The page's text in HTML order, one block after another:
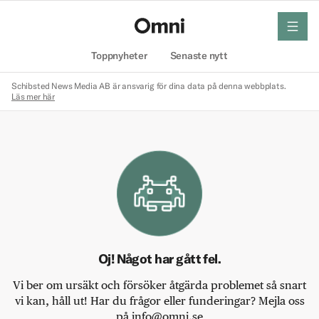
Toppnyheter Senaste nytt
meny
Schibsted News Media AB är ansvarig för dina data på denna webbplats.
Läs mer här
Oj! Något har gått fel.
Vi ber om ursäkt och försöker åtgärda problemet så snart
vi kan, håll ut! Har du frågor eller funderingar? Mejla oss